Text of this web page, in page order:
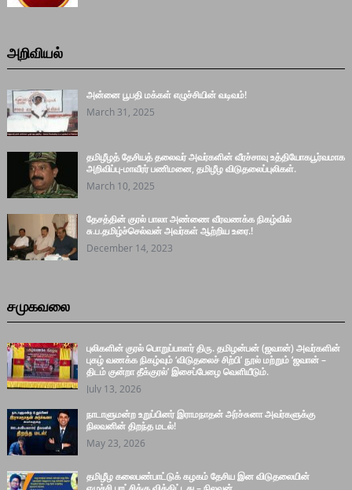
அறிவியல்
அன்னை பூபதி மக்கள் எழுச்சியின் வடிவம்!
March 31, 2025
தமிழீழத் தேசியத் தலைவர் அவர்களின் வீரச்சாவு உத்தியோகபூர்வமாக
அறிவிப்பு-மாவீரர் பணிமனை, தமிழீழ விடுதலைப்புலிகள்.
March 10, 2025
தேசத்தின் குரல் பாலா அண்ணை வீரவணக்க நிகழ்வில்
சு.ப.தமிழ்ச்செல்வன் அவர்கள் ஆற்றிய உரை.!
December 14, 2023
சமுகவலை
புலிகளின் குரல் பொறுப்பாளர் திரு. தமிழன்பன் (ஜவான்) அவர்களின்
புகழ் வணக்க நிகழ்வும் ‘விடுதலைச் சிற்பி’ நூல் மற்றும் ‘ஜவான் –
திடம் குன்றா தீக்குரல்’ இசைப்பேழை வெளியீடும்.
July 13, 2026
நாடாளுமன்ற உறுப்பினர் இராமநாதன் அர்ச்சுனா அவர்களுக்கு
நிலவனின் திறந்த மடல்!
May 23, 2026
தமிழீழ கலைபண்பாட்டுக் கழகம் தேசிய இன விடுதலையின்